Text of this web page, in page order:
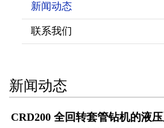
新闻动态
联系我们
新闻动态
CRD200 全回转套管钻机的液